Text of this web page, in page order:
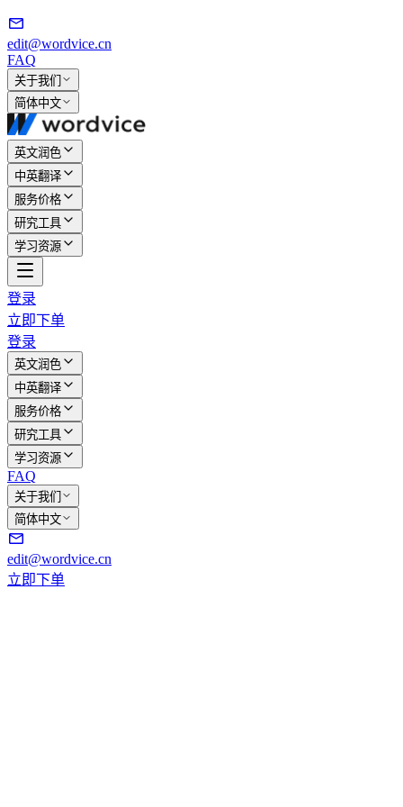
edit@wordvice.cn
FAQ
关于我们
简体中文
英文润色
中英翻译
服务价格
研究工具
学习资源
登录
立即下单
登录
英文润色
中英翻译
服务价格
研究工具
学习资源
FAQ
关于我们
简体中文
edit@wordvice.cn
立即下单